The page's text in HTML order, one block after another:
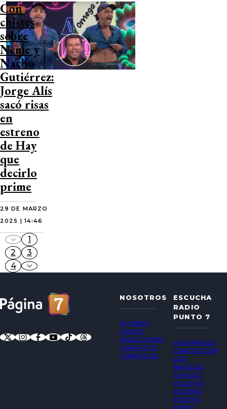
Con
chistes
sobre
Neme y
Nacho
Gutiérrez:
Jorge Alís
sacó risas
en
estreno
de Hay
que
decirlo
prime
29 DE MARZO
2025 | 14:46
1
2
3
4
NOSOTROS
QUIÉNES
SOMOS
DIRECCIONES
CONTACTO
COMERCIAL
ESCUCHA
RADIO
PUNTO 7
VALPARAÍSO
CONCEPCIÓN
LOS
ÁNGELES
TEMUCO
VALDIVIA
OSORNO
PUERTO
MONTT